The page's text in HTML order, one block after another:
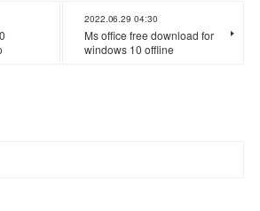
2022.06.29 04:30
Ms office free download for
windows 10 offline